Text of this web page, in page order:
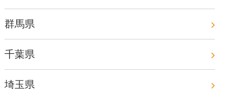
群馬県
千葉県
埼玉県